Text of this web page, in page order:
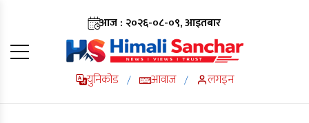
आज : २०२६-०८-०९, आइतबार
युनिकोड / आवाज / लगइन